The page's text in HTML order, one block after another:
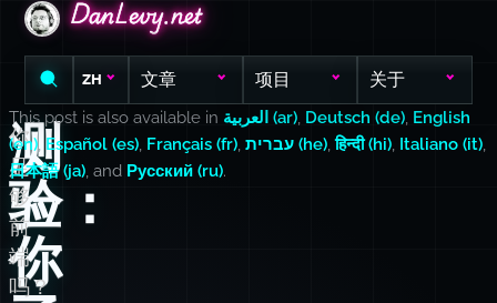
DanLevy.net
DanLevy.net
DanLevy.net
ZH 文章 项目 关于
测
验：
你
你
足
够
前
端
吗？
This post is also available in العربية (ar), Deutsch (de), English
(en), Español (es), Français (fr), עברית (he),हिन्दी (hi), Italiano (it),
日本語 (ja), and Русский (ru).